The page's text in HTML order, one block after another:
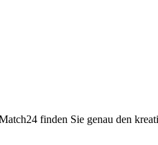
finden Sie genau den